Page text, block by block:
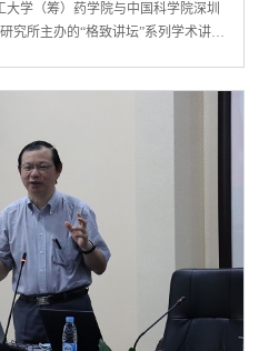
学（筹）药学院与中国科学院深圳
究所主办的“格致讲坛”系列学术讲座
向是免疫调节、FOXP3+Treg、肿瘤
染免疫及免疫代谢与疾病等。在
组织...